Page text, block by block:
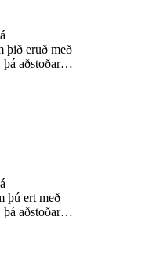
þið eruð með
aðstoðar
útfærir ykkar
þú ert með
aðstoðar
með þér & smíðar